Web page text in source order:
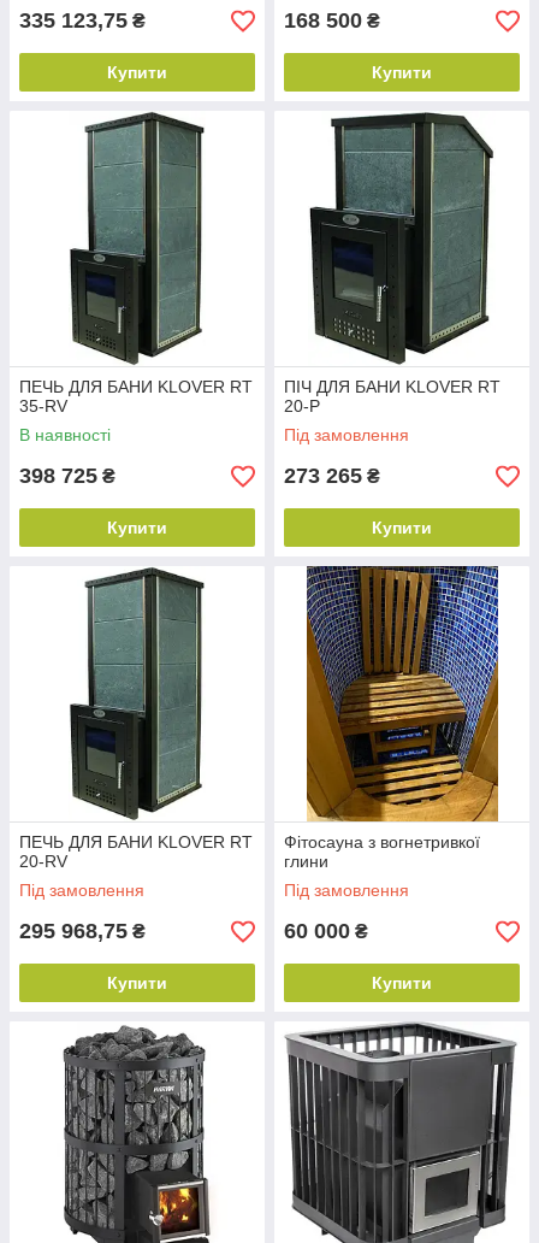
335 123,75 ₴
Купити
168 500 ₴
Купити
ПЕЧЬ ДЛЯ БАНИ KLOVER RT
35-RV
В наявності
398 725 ₴
Купити
ПІЧ ДЛЯ БАНИ KLOVER RT
20-P
Під замовлення
273 265 ₴
Купити
ПЕЧЬ ДЛЯ БАНИ KLOVER RT
20-RV
Під замовлення
295 968,75 ₴
Купити
Фітосауна з вогнетривкої
глини
Під замовлення
60 000 ₴
Купити